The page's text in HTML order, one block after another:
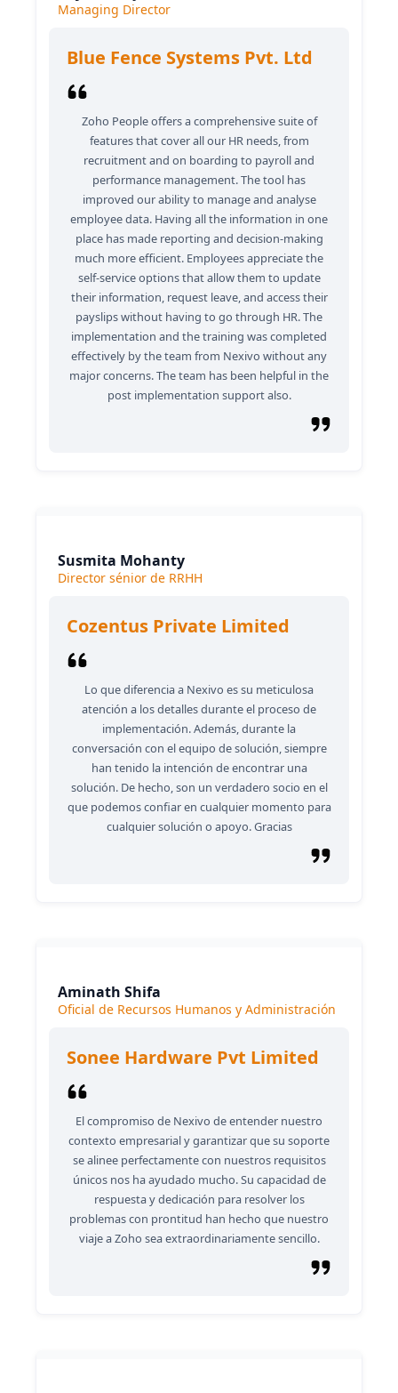
Managing Director
Blue Fence Systems Pvt. Ltd
Zoho People offers a comprehensive suite of
features that cover all our HR needs, from
recruitment and on boarding to payroll and
performance management. The tool has
improved our ability to manage and analyse
employee data. Having all the information in one
place has made reporting and decision-making
much more efficient. Employees appreciate the
self-service options that allow them to update
their information, request leave, and access their
payslips without having to go through HR. The
implementation and the training was completed
effectively by the team from Nexivo without any
major concerns. The team has been helpful in the
post implementation support also.
Susmita Mohanty
Director sénior de RRHH
Cozentus Private Limited
Lo que diferencia a Nexivo es su meticulosa
atención a los detalles durante el proceso de
implementación. Además, durante la
conversación con el equipo de solución, siempre
han tenido la intención de encontrar una
solución. De hecho, son un verdadero socio en el
que podemos confiar en cualquier momento para
cualquier solución o apoyo. Gracias
Aminath Shifa
Oficial de Recursos Humanos y Administración
Sonee Hardware Pvt Limited
El compromiso de Nexivo de entender nuestro
contexto empresarial y garantizar que su soporte
se alinee perfectamente con nuestros requisitos
únicos nos ha ayudado mucho. Su capacidad de
respuesta y dedicación para resolver los
problemas con prontitud han hecho que nuestro
viaje a Zoho sea extraordinariamente sencillo.